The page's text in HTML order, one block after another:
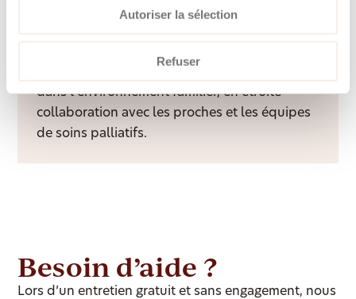
Autoriser la sélection
Refuser
dans l’environnement familier, en étroite
collaboration avec les proches et les équipes
de soins palliatifs.
Besoin d’aide ?
Lors d’un entretien gratuit et sans engagement, nous